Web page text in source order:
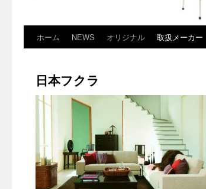
ス
ホーム NEWS オリジナル 取扱メーカー
日本フクラ